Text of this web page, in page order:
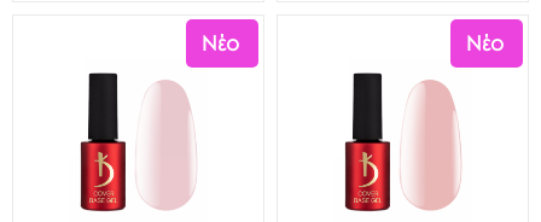
Νέο Νέο